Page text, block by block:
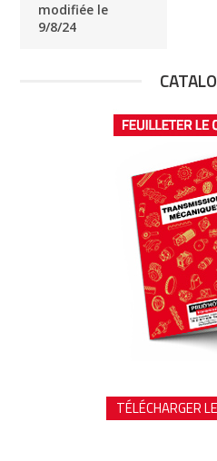
modifiée le
9/8/24
TÉLÉCHARGER